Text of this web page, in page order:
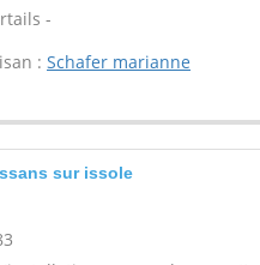
-
: Schafer marianne
sur issole